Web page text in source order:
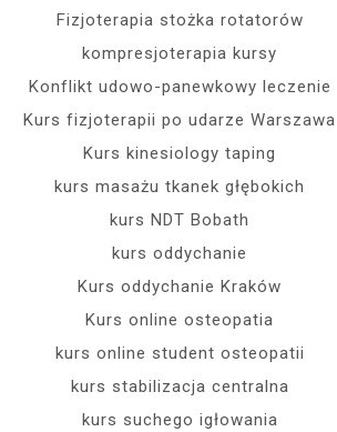
Fizjoterapia stożka rotatorów
kompresjoterapia kursy
Konflikt udowo-panewkowy leczenie
Kurs fizjoterapii po udarze Warszawa
Kurs kinesiology taping
kurs masażu tkanek głębokich
kurs NDT Bobath
kurs oddychanie
Kurs oddychanie Kraków
Kurs online osteopatia
kurs online student osteopatii
kurs stabilizacja centralna
kurs suchego igłowania